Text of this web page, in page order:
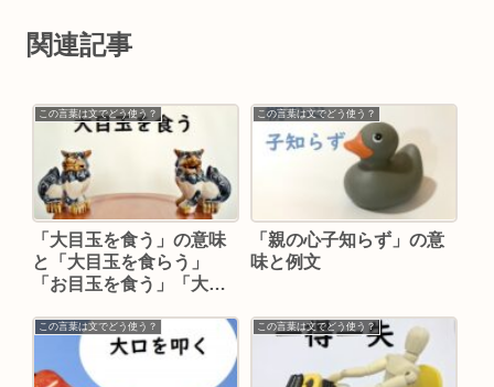
関連記事
この言葉は文でどう使う？
「大目玉を食う」の意味
と「大目玉を食らう」
「お目玉を食う」「大目
文
この言葉は文でどう使う？
「親の心子知らず」の意
味と例文
この言葉は文でどう使う？ この言葉は文でどう使う？